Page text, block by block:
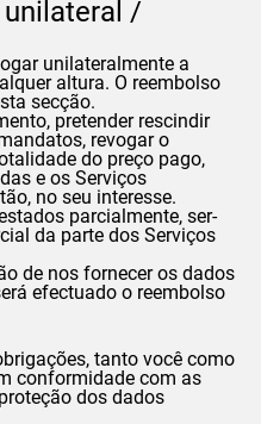
/
unilateralmente a
altura. O reembolso
secção.
pretender rescindir
revogar o
do preço pago,
e os Serviços
no seu interesse.
parcialmente, ser-
da parte dos Serviços
de nos fornecer os dados
efectuado o reembolso
tanto você como
conformidade com as
dos dados